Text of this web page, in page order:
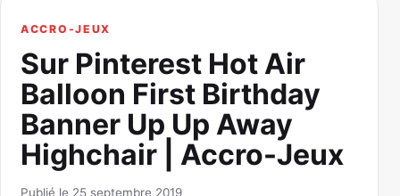
ACCRO-JEUX
Sur Pinterest Hot Air
Balloon First Birthday
Banner Up Up Away
Highchair | Accro-Jeux
Publié le 25 septembre 2019